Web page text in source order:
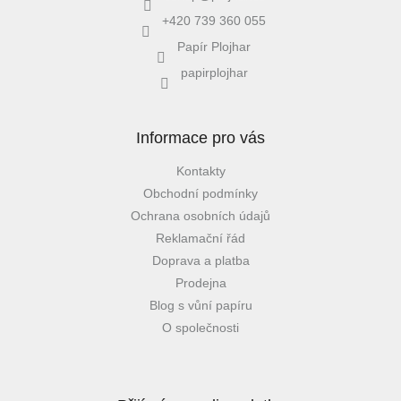
+420 739 360 055
Papír Plojhar
papirplojhar
Informace pro vás
Kontakty
Obchodní podmínky
Ochrana osobních údajů
Reklamační řád
Doprava a platba
Prodejna
Blog s vůní papíru
O společnosti